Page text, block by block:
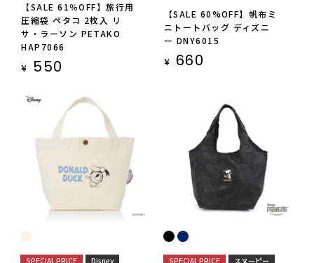
【SALE 61％OFF】旅行用
圧縮袋 ペタコ 2枚入 リ
サ・ラーソン PETAKO
HAP7066
¥ 550
【SALE 60%OFF】帆布ミ
ニトートバッグ ディズニ
ー DNY6015
¥ 660
SPECIAL PRICE Disney SPECIAL PRICE スヌーピー